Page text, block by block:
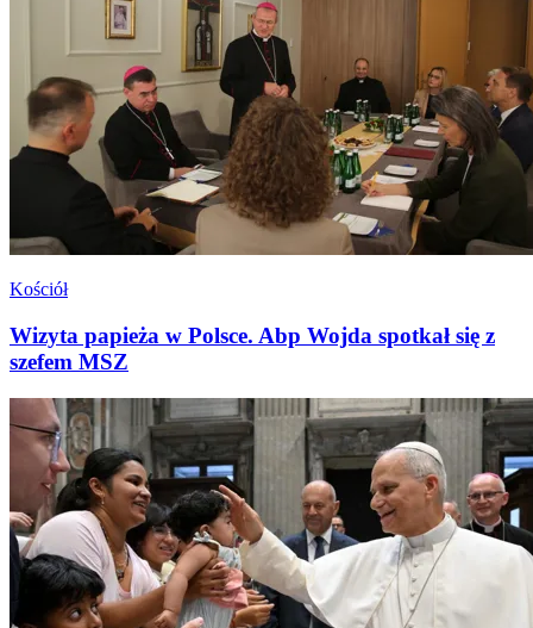
Kościół
Wizyta papieża w Polsce. Abp Wojda spotkał się z
szefem MSZ